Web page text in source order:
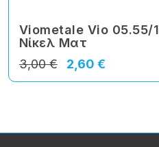
Viometale Vio 05.55/
Νίκελ Ματ
2,60 €
3,00 €